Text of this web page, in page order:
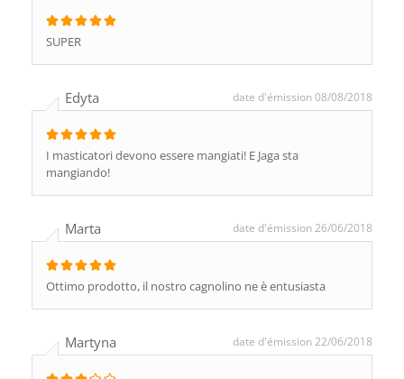
SUPER
Edyta date d'émission 08/08/2018
I masticatori devono essere mangiati! E Jaga sta
mangiando!
Marta date d'émission 26/06/2018
Ottimo prodotto, il nostro cagnolino ne è entusiasta
Martyna date d'émission 22/06/2018